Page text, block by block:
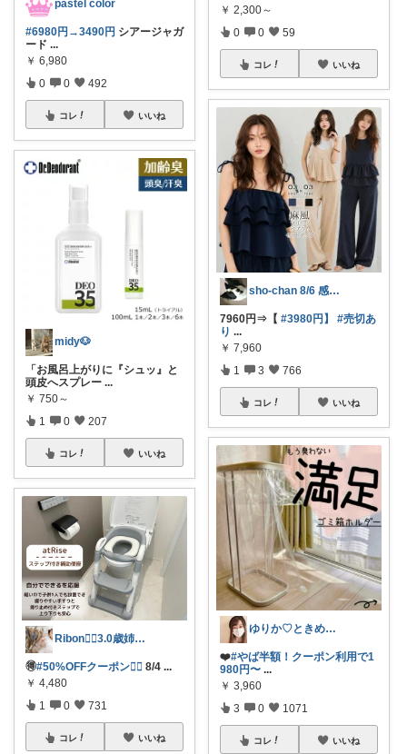
pastel color
#6980円→3490円 シアージャガ
ード ...
￥ 6,980
0 0 492
コレ いいね
midy🐶
「お風呂上がりに『シュッ』と
頭皮へスプレー ...
￥ 750～
1 0 207
コレ いいね
Ribon❁⃘3.0歳姉妹ﾏﾏ👧🏻♡
🉐#50%OFFクーポン❤️‍🔥 8/4 ...
￥ 4,480
1 0 731
コレ いいね
￥ 2,300～
0 0 59
コレ いいね
sho-chan 8/6 感謝🩷
7960円⇒【 #3980円】
#売切あ
り ...
￥ 7,960
1 3 766
コレ いいね
ゆりか♡ときめく暮らしと服✨️
❤️#やば半額！クーポン利用で1
980円〜 ...
￥ 3,960
3 0 1071
コレ いいね